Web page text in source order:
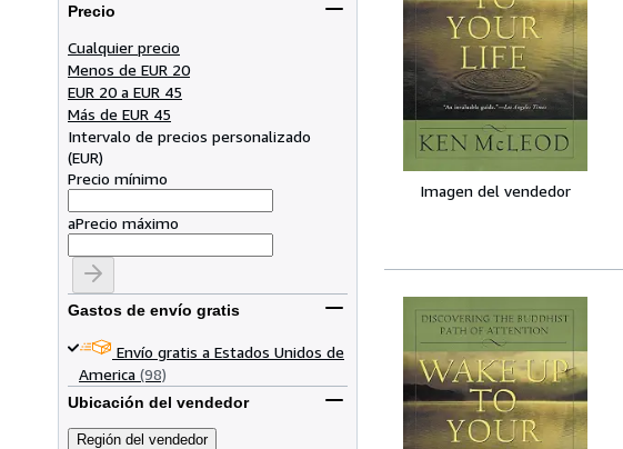
Precio
Cualquier precio
Menos de EUR 20
EUR 20 a EUR 45
Más de EUR 45
Intervalo de precios personalizado
(EUR)
Precio mínimo
aPrecio máximo
Gastos de envío gratis
Envío gratis a Estados Unidos de
America (98)
Ubicación del vendedor
Región del vendedor
Imagen del vendedor